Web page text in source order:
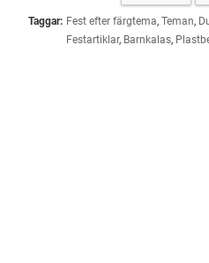
Taggar: Fest efter färgtema, Teman,
Festartiklar, Barnkalas,